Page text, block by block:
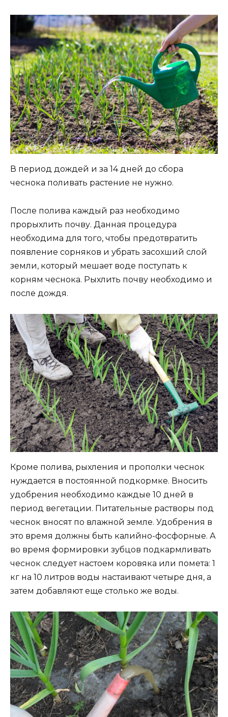
В период дождей и за 14 дней до сбора
чеснока поливать растение не нужно.
После полива каждый раз необходимо
прорыхлить почву. Данная процедура
необходима для того, чтобы предотвратить
появление сорняков и убрать засохший слой
земли, который мешает воде поступать к
корням чеснока. Рыхлить почву необходимо и
после дождя.
Кроме полива, рыхления и прополки чеснок
нуждается в постоянной подкормке. Вносить
удобрения необходимо каждые 10 дней в
период вегетации. Питательные растворы под
чеснок вносят по влажной земле. Удобрения в
это время должны быть калийно-фосфорные. А
во время формировки зубцов подкармливать
чеснок следует настоем коровяка или помета: 1
кг на 10 литров воды настаивают четыре дня, а
затем добавляют еще столько же воды.